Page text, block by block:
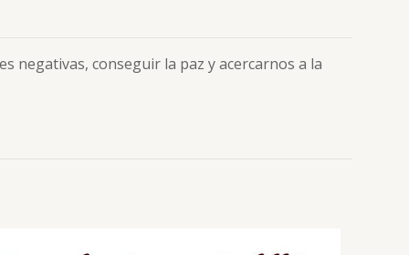
negativas, conseguir la paz y acercarnos a la